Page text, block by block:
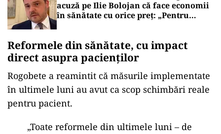
acuză pe Ilie Bolojan că face economii
în sănătate cu orice preț: „Pentru
Reformele din sănătate, cu impact
direct asupra pacienților
Rogobete a reamintit că măsurile implementate
în ultimele luni au avut ca scop schimbări reale
pentru pacient.
„Toate reformele din ultimele luni – de